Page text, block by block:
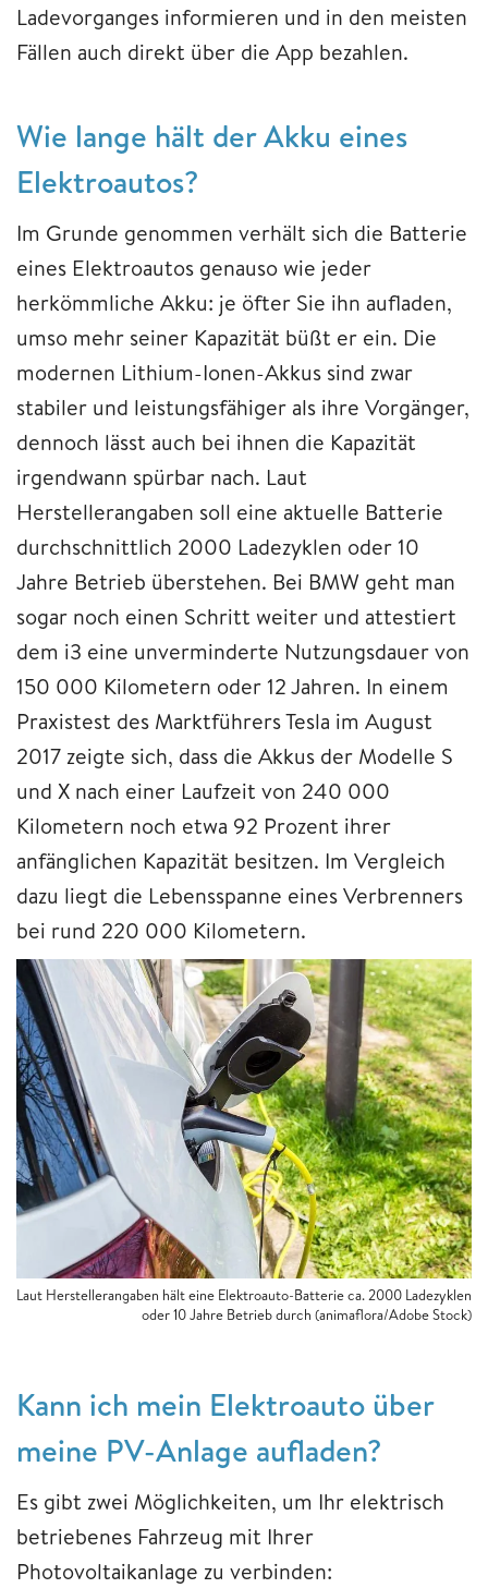
Ladevorganges informieren und in den meisten
Fällen auch direkt über die App bezahlen.
Wie lange hält der Akku eines
Elektroautos?
Im Grunde genommen verhält sich die Batterie
eines Elektroautos genauso wie jeder
herkömmliche Akku: je öfter Sie ihn aufladen,
umso mehr seiner Kapazität büßt er ein. Die
modernen Lithium-Ionen-Akkus sind zwar
stabiler und leistungsfähiger als ihre Vorgänger,
dennoch lässt auch bei ihnen die Kapazität
irgendwann spürbar nach. Laut
Herstellerangaben soll eine aktuelle Batterie
durchschnittlich 2000 Ladezyklen oder 10
Jahre Betrieb überstehen. Bei BMW geht man
sogar noch einen Schritt weiter und attestiert
dem i3 eine unverminderte Nutzungsdauer von
150 000 Kilometern oder 12 Jahren. In einem
Praxistest des Marktführers Tesla im August
2017 zeigte sich, dass die Akkus der Modelle S
und X nach einer Laufzeit von 240 000
Kilometern noch etwa 92 Prozent ihrer
anfänglichen Kapazität besitzen. Im Vergleich
dazu liegt die Lebensspanne eines Verbrenners
bei rund 220 000 Kilometern.
Laut Herstellerangaben hält eine Elektroauto-Batterie ca. 2000 Ladezyklen
oder 10 Jahre Betrieb durch (animaflora/Adobe Stock)
Kann ich mein Elektroauto über
meine PV-Anlage aufladen?
Es gibt zwei Möglichkeiten, um Ihr elektrisch
betriebenes Fahrzeug mit Ihrer
Photovoltaikanlage zu verbinden: